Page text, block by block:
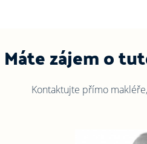
Máte zájem o
Kontaktujte přímo